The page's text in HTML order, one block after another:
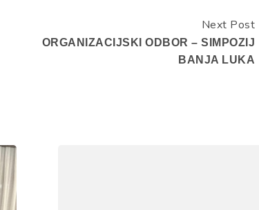
Next Post
ORGANIZACIJSKI ODBOR – SIMPOZIJ
BANJA LUKA